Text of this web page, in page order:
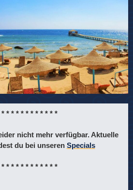
* * * * * * * * * * * *
nicht mehr verfügbar. Aktuelle
du bei unseren Specials
* * * * * * * * * * * *